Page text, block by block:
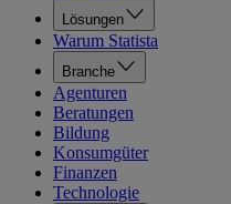
Lösungen
Warum Statista
Branche
Agenturen
Beratungen
Bildung
Konsumgüter
Finanzen
Technologie